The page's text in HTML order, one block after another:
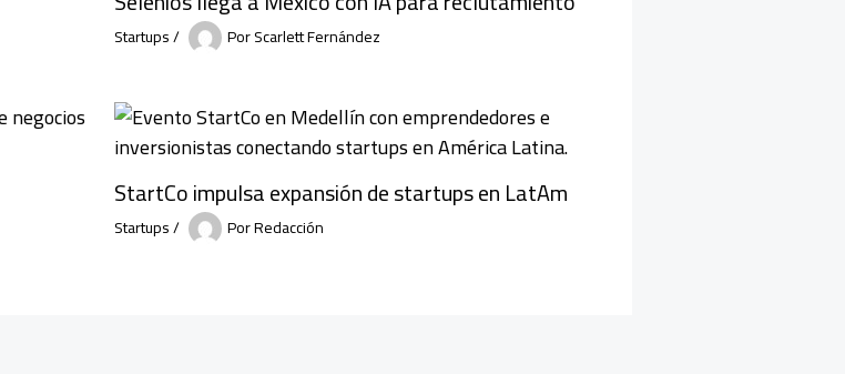
Startups/ PorScarlett Fernández
StartCo impulsa expansión de startups en LatAm
Startups/ PorRedacción